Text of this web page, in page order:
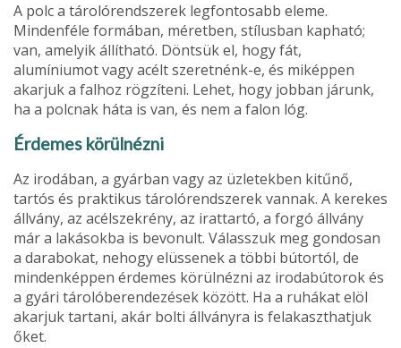
A polc a tárolórendszerek legfontosabb eleme.
Mindenféle formában, méretben, stílusban kapható;
van, amelyik állítható. Döntsük el, hogy fát,
alumíniumot vagy acélt szeretnénk-e, és miképpen
akarjuk a falhoz rögzíteni. Lehet, hogy jobban já­runk,
ha a polcnak háta is van, és nem a falon lóg.
Érdemes körülnézni
Az irodában, a gyárban vagy az üzletekben kitűnő,
tartós és praktikus tárolórendsze­rek vannak. A kerekes
állvány, az acélszek­rény, az irattartó, a forgó állvány
már a lakásokba is bevonult. Válasszuk meg gondosan
a darabokat, nehogy elüssenek a többi bútortól, de
mindenképpen érde­mes körülnézni az irodabútorok és
a gyári tárolóberendezések között. Ha a ruhákat elöl
akarjuk tartani, akár bolti állványra is felakaszthatjuk
őket.